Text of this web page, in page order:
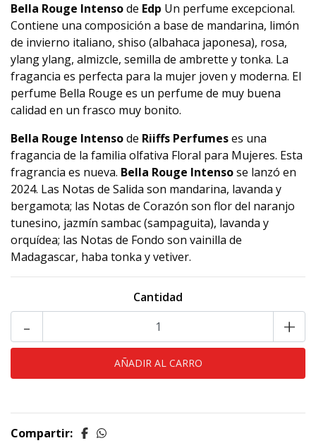
Bella Rouge Intensode Edp Un perfume excepcional.
Contiene una composición a base de mandarina, limón
de invierno italiano, shiso (albahaca japonesa), rosa,
ylang ylang, almizcle, semilla de ambrette y tonka. La
fragancia es perfecta para la mujer joven y moderna. El
perfume Bella Rouge es un perfume de muy buena
calidad en un frasco muy bonito.
Bella Rouge Intensode Riiffs Perfumeses una
fragancia de la familia olfativa Floral para Mujeres. Esta
fragrancia es nueva. Bella Rouge Intensose lanzó en
2024. Las Notas de Salida son mandarina, lavanda y
bergamota; las Notas de Corazón son flor del naranjo
tunesino, jazmín sambac (sampaguita), lavanda y
orquídea; las Notas de Fondo son vainilla de
Madagascar, haba tonka y vetiver.
Cantidad
- +
Compartir: